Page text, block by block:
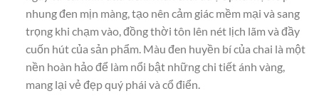
nhung đen mịn màng, tạo nên cảm giác mềm mại và sang
trọng khi chạm vào, đồng thời tôn lên nét lịch lãm và đầy
cuốn hút của sản phẩm. Màu đen huyền bí của chai là một
nền hoàn hảo để làm nổi bật những chi tiết ánh vàng,
mang lại vẻ đẹp quý phái và cổ điển.